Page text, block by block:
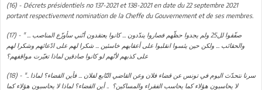
(16) - Décrets présidentiels no 137-2021 et 138-2021 en date du 22 septembre 2021
portant respectivement nomination de la Cheffe du Gouvernement et de ses membres.
(17) - " ... صفّقوا لل25 ولم يجدوا حظّهم فصاروا يندّدون ... كانوا يعتقدون أنّني سأوزّع المناصب
والحقائب ... ولكن حين يئسوا انقلبوا على أعقابهم خاسئين ... شكرا لهم على ادّعائهم وشكرا لهم
على كذبهم لأنّهم لو كانوا صادقين لماذا تغيّرت مواقفهم؟
(18) - ".. سرنا نتحدّث اليوم في تونس عن قضاء فلان وعن القاضي التّابع لفلان ... فأين القضاء؟ لماذا
لا يحاسبون هؤلاء كما يحاسب الفقراء والمساكين؟ .. أين القضاء؟ لماذا لا يحاسبون هؤلاء كما